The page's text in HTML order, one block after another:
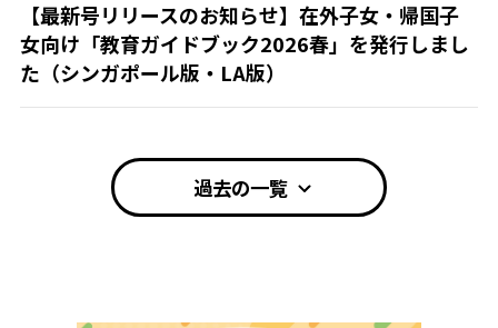
【最新号リリースのお知らせ】在外子女・帰国子
女向け「教育ガイドブック2026春」を発行しまし
た（シンガポール版・LA版）
過去の一覧